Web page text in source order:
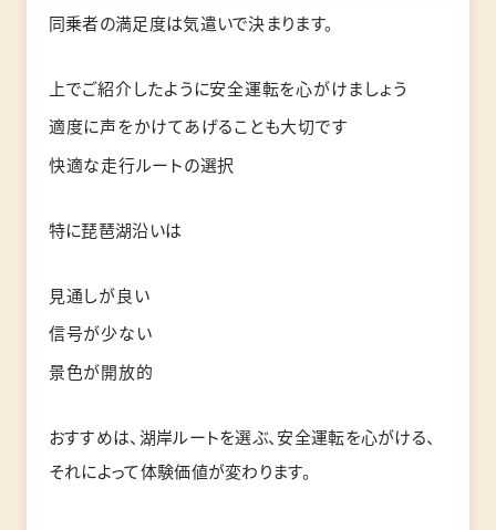
同乗者の満足度は気遣いで決まります。
上でご紹介したように安全運転を心がけましょう
適度に声をかけてあげることも大切です
快適な走行ルートの選択
特に琵琶湖沿いは
見通しが良い
信号が少ない
景色が開放的
おすすめは、湖岸ルートを選ぶ、安全運転を心がける、
それによって体験価値が変わります。